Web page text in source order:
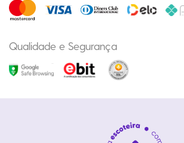
Qualidade e Segurança